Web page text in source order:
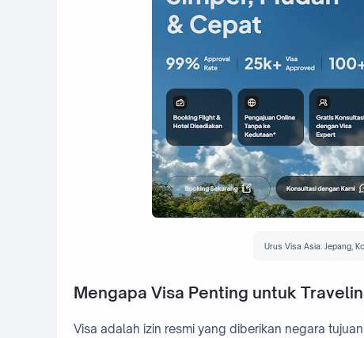
Urus Visa Asia: Jepang,
Mengapa Visa Penting untuk
Visa adalah izin resmi yang diberikan negara